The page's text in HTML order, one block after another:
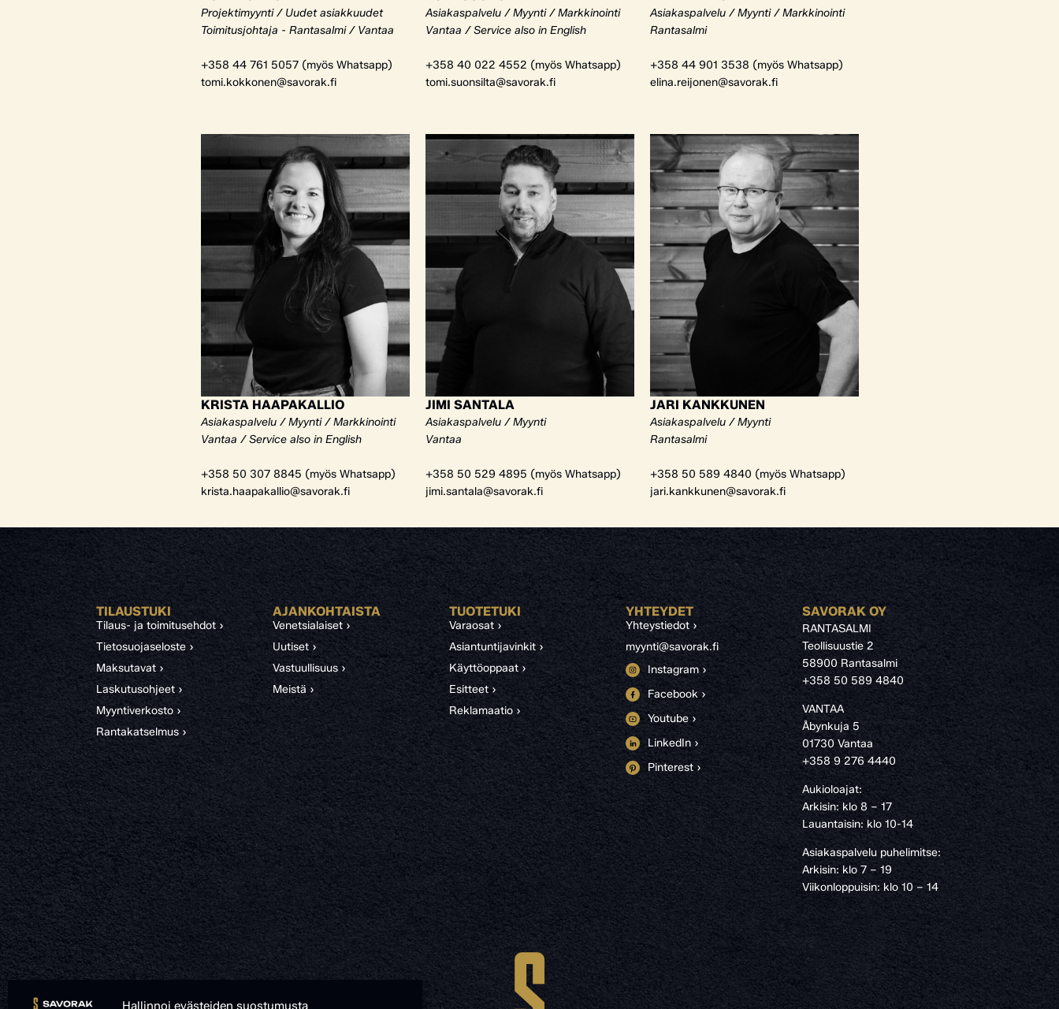
Hallinnoi evästeiden suostumusta
Projektimyynti / Uudet asiakkuudet
Toimitusjohtaja - Rantasalmi / Vantaa
+358 44 761 5057 (myös Whatsapp)
tomi.kokkonen@savorak.fi
Asiakaspalvelu / Myynti / Markkinointi
Vantaa / Service also in English
+358 40 022 4552 (myös Whatsapp)
tomi.suonsilta@savorak.fi
Asiakaspalvelu / Myynti / Markkinointi
Rantasalmi
+358 44 901 3538 (myös Whatsapp)
elina.reijonen@savorak.fi
KRISTA HAAPAKALLIO
Asiakaspalvelu / Myynti / Markkinointi
Vantaa / Service also in English
+358 50 307 8845 (myös Whatsapp)
krista.haapakallio@savorak.fi
JIMI SANTALA
Asiakaspalvelu / Myynti
Vantaa
+358 50 529 4895 (myös Whatsapp)
jimi.santala@savorak.fi
JARI KANKKUNEN
Asiakaspalvelu / Myynti
Rantasalmi
+358 50 589 4840 (myös Whatsapp)
jari.kankkunen@savorak.fi
TILAUSTUKI
Tilaus- ja toimitusehdot ›
Tietosuojaseloste ›
Maksutavat ›
Laskutusohjeet ›
Myyntiverkosto ›
Rantakatselmus ›
AJANKOHTAISTA
Venetsialaiset ›
Uutiset ›
Vastuullisuus ›
Meistä ›
TUOTETUKI
Varaosat ›
Asiantuntijavinkit ›
Käyttöoppaat ›
Esitteet ›
Reklamaatio ›
YHTEYDET
Yhteystiedot ›
myynti@savorak.fi
Instagram ›
Facebook ›
Youtube ›
LinkedIn ›
Pinterest ›
SAVORAK OY
RANTASALMI
Teollisuustie 2
58900 Rantasalmi
+358 50 589 4840
VANTAA
Åbynkuja 5
01730 Vantaa
+358 9 276 4440
Aukioloajat:
Arkisin: klo 8 – 17
Lauantaisin: klo 10-14
Asiakaspalvelu puhelimitse:
Arkisin: klo 7 – 19
Viikonloppuisin: klo 10 – 14